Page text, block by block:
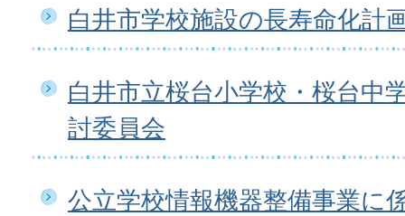
白井市学校施設の長寿命化計
白井市立桜台小学校・桜台中
討委員会
公立学校情報機器整備事業に